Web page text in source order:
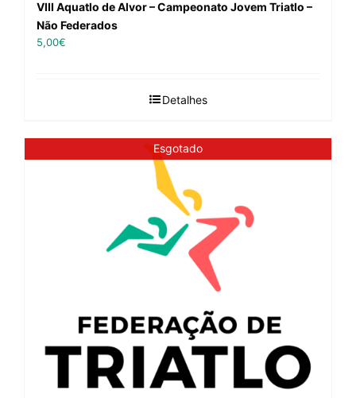
VIII Aquatlo de Alvor – Campeonato Jovem Triatlo –
Não Federados
5,00€
Detalhes
Esgotado